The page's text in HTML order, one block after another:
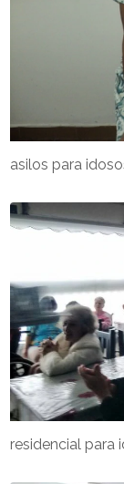
asilos para
residencial para